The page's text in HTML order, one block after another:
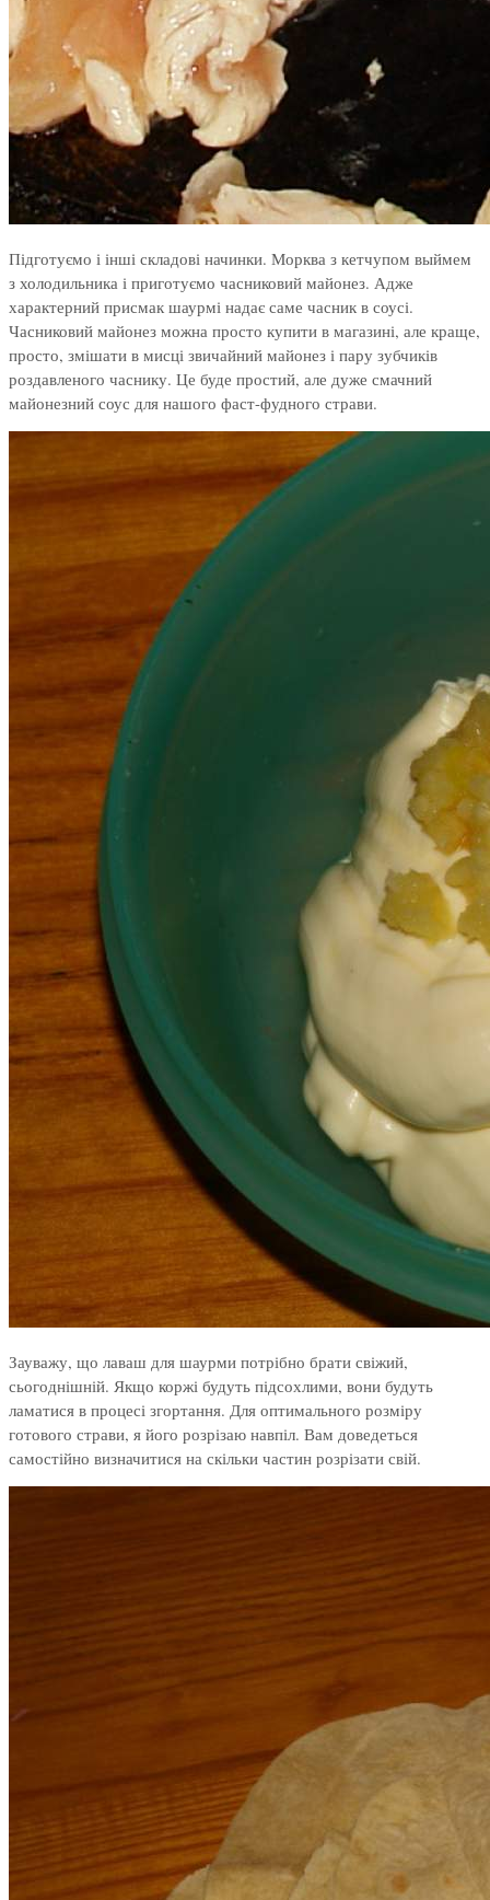
Підготуємо і інші складові начинки. Морква з кетчупом выймем
з холодильника і приготуємо часниковий майонез. Адже
характерний присмак шаурмі надає саме часник в соусі.
Часниковий майонез можна просто купити в магазині, але краще,
просто, змішати в мисці звичайний майонез і пару зубчиків
роздавленого часнику. Це буде простий, але дуже смачний
майонезний соус для нашого фаст-фудного страви.
Зауважу, що лаваш для шаурми потрібно брати свіжий,
сьогоднішній. Якщо коржі будуть підсохлими, вони будуть
ламатися в процесі згортання. Для оптимального розміру
готового страви, я його розрізаю навпіл. Вам доведеться
самостійно визначитися на скільки частин розрізати свій.